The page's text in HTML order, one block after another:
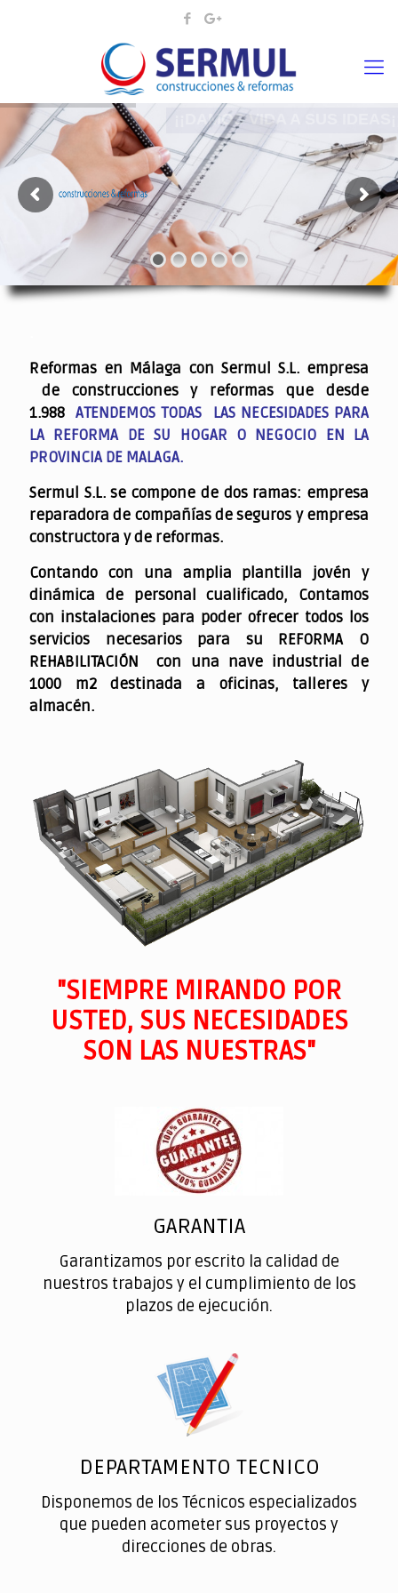
¡¡DAMOS VIDA A SUS
Reformas en Málaga con Sermul S.L. empresa
de construcciones y reformas que desde
1.988ATENDEMOS TODAS LAS NECESIDADES PARA
LA REFORMA DE SU HOGAR O NEGOCIO EN LA
PROVINCIA DE MALAGA.
Sermul S.L. se compone de dos ramas: empresa
reparadora de compañías de seguros y empresa
constructora y de reformas.
Contando con una amplia plantilla jovén y
dinámica de personal cualificado, Contamos
con instalaciones para poder ofrecer todos los
servicios necesarios para su REFORMA O
REHABILITACIÓN con una nave industrial de
1000 m2 destinada a oficinas, talleres y
almacén.
"SIEMPRE MIRANDO POR
USTED, SUS NECESIDADES
SON LAS NUESTRAS"
GARANTIA
Garantizamos por escrito la calidad de
nuestros trabajos y el cumplimiento de los
plazos de ejecución.
DEPARTAMENTO TECNICO
Disponemos de los Técnicos especializados
que pueden acometer sus proyectos y
direcciones de obras.